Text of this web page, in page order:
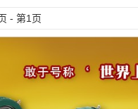
- 第1页